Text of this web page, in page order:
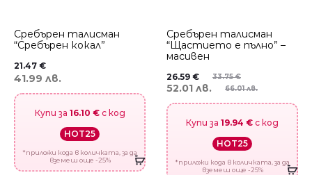
Сребърен талисман
“Сребърен кокал”
21.47 €
41.99 лв.
Купи за 16.10 €с код
HOT25
*приложи кода в количката, за да
вземеш още -25%
Сребърен талисман
“Щастието е пълно” –
масивен
33.75€
26.59 €
66.01 лв.
52.01 лв.
Купи за 19.94 € с код
HOT25
*приложи кода в количката, за да
вземеш още -25%